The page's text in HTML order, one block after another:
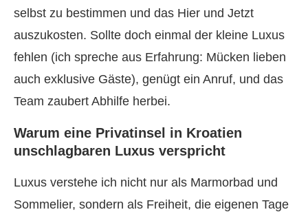
selbst zu bestimmen und das Hier und Jetzt
auszukosten. Sollte doch einmal der kleine Luxus
fehlen (ich spreche aus Erfahrung: Mücken lieben
auch exklusive Gäste), genügt ein Anruf, und das
Team zaubert Abhilfe herbei.
Warum eine Privatinsel in Kroatien
unschlagbaren Luxus verspricht
Luxus verstehe ich nicht nur als Marmorbad und
Sommelier, sondern als Freiheit, die eigenen Tage